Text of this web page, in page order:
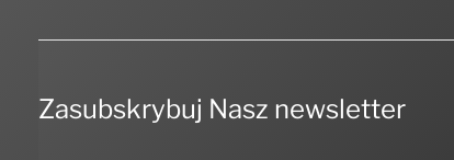
Zasubskrybuj Nasz newsletter